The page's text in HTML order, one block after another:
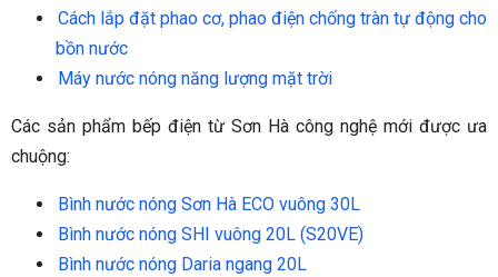
Cách lắp đặt phao cơ, phao điện chống tràn tự động cho
bồn nước
Máy nước nóng năng lượng mặt trời
Các sản phẩm bếp điện từ Sơn Hà công nghệ mới được ưa
chuộng:
Bình nước nóng Sơn Hà ECO vuông 30L
Bình nước nóng SHI vuông 20L (S20VE)
Bình nước nóng Daria ngang 20L